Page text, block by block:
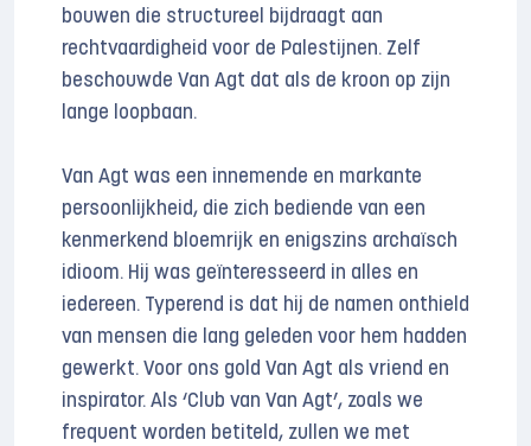
bouwen die structureel bijdraagt aan
rechtvaardigheid voor de Palestijnen. Zelf
beschouwde Van Agt dat als de kroon op zijn
lange loopbaan.
Van Agt was een innemende en markante
persoonlijkheid, die zich bediende van een
kenmerkend bloemrijk en enigszins archaïsch
idioom. Hij was geïnteresseerd in alles en
iedereen. Typerend is dat hij de namen onthield
van mensen die lang geleden voor hem hadden
gewerkt. Voor ons gold Van Agt als vriend en
inspirator. Als ‘Club van Van Agt’, zoals we
frequent worden betiteld, zullen we met